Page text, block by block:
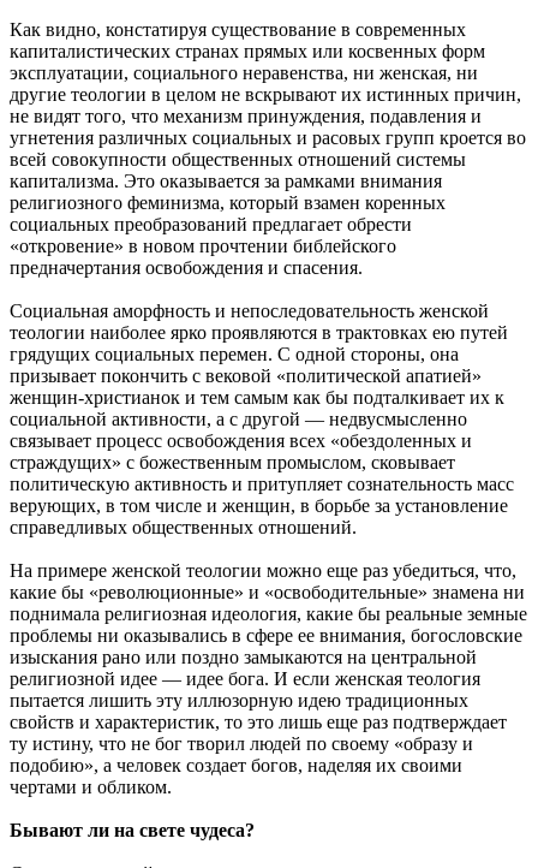
Как видно, констатируя существование в современных
капиталистических странах прямых или косвенных форм
эксплуатации, социального неравенства, ни женская, ни
другие теологии в целом не вскрывают их истинных причин,
не видят того, что механизм принуждения, подавления и
угнетения различных социальных и расовых групп кроется во
всей совокупности общественных отношений системы
капитализма. Это оказывается за рамками внимания
религиозного феминизма, который взамен коренных
социальных преобразований предлагает обрести
«откровение» в новом прочтении библейского
предначертания освобождения и спасения.
Социальная аморфность и непоследовательность женской
теологии наиболее ярко проявляются в трактовках ею путей
грядущих социальных перемен. С одной стороны, она
призывает покончить с вековой «политической апатией»
женщин-христианок и тем самым как бы подталкивает их к
социальной активности, а с другой — недвусмысленно
связывает процесс освобождения всех «обездоленных и
страждущих» с божественным промыслом, сковывает
политическую активность и притупляет сознательность масс
верующих, в том числе и женщин, в борьбе за установление
справедливых общественных отношений.
На примере женской теологии можно еще раз убедиться, что,
какие бы «революционные» и «освободительные» знамена ни
поднимала религиозная идеология, какие бы реальные земные
проблемы ни оказывались в сфере ее внимания, богословские
изыскания рано или поздно замыкаются на центральной
религиозной идее — идее бога. И если женская теология
пытается лишить эту иллюзорную идею традиционных
свойств и характеристик, то это лишь еще раз подтверждает
ту истину, что не бог творил людей по своему «образу и
подобию», а человек создает богов, наделяя их своими
чертами и обликом.
Бывают ли на свете чудеса?